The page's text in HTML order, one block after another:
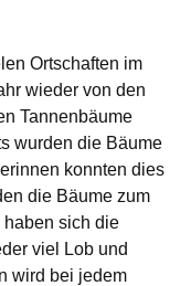
Ortschaften im
wieder von den
Tannenbäume
wurden die Bäume
konnten dies
die Bäume zum
haben sich die
viel Lob und
wird bei jedem